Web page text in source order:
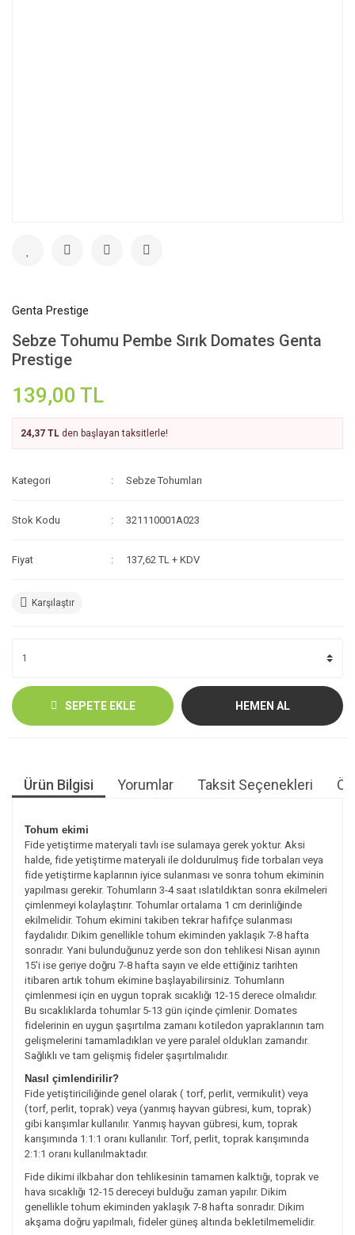
Genta Prestige
Sebze Tohumu Pembe Sırık Domates Genta
Prestige
139,00 TL
24,37 TL den başlayan taksitlerle!
Kategori Sebze Tohumları
Stok Kodu 321110001A023
Fiyat 137,62 TL + KDV
Karşılaştır
SEPETE EKLE HEMEN AL
Ürün Bilgisi Yorumlar Taksit Seçenekleri
Tohum ekimi
Fide yetiştirme materyali tavlı ise sulamaya gerek yoktur. Aksi
halde, fide yetiştirme materyali ile doldurulmuş fide torbaları veya
fide yetiştirme kaplarının iyice sulanması ve sonra tohum ekiminin
yapılması gerekir. Tohumların 3-4 saat ıslatıldıktan sonra ekilmeleri
çimlenmeyi kolaylaştırır. Tohumlar ortalama 1 cm derinliğinde
ekilmelidir. Tohum ekimini takiben tekrar hafifçe sulanması
faydalıdır. Dikim genellikle tohum ekiminden yaklaşık 7-8 hafta
sonradır. Yani bulunduğunuz yerde son don tehlikesi Nisan ayının
15'i ise geriye doğru 7-8 hafta sayın ve elde ettiğiniz tarihten
itibaren artık tohum ekimine başlayabilirsiniz. Tohumların
çimlenmesi için en uygun toprak sıcaklığı 12-15 derece olmalıdır.
Bu sıcaklıklarda tohumlar 5-13 gün içinde çimlenir. Domates
fidelerinin en uygun şaşırtılma zamanı kotiledon yapraklarının tam
gelişmelerini tamamladıkları ve yere paralel oldukları zamandır.
Sağlıklı ve tam gelişmiş fideler şaşırtılmalıdır.
Nasıl çimlendirilir?
Fide yetiştiriciliğinde genel olarak ( torf, perlit, vermikulit) veya
(torf, perlit, toprak) veya (yanmış hayvan gübresi, kum, toprak)
gibi karışımlar kullanılır. Yanmış hayvan gübresi, kum, toprak
karışımında 1:1:1 oranı kullanılır. Torf, perlit, toprak karışımında
2:1:1 oranı kullanılmaktadır.
Fide dikimi ilkbahar don tehlikesinin tamamen kalktığı, toprak ve
hava sıcaklığı 12-15 dereceyi bulduğu zaman yapılır. Dikim
genellikle tohum ekiminden yaklaşık 7-8 hafta sonradır. Dikim
akşama doğru yapılmalı, fideler güneş altında bekletilmemelidir.